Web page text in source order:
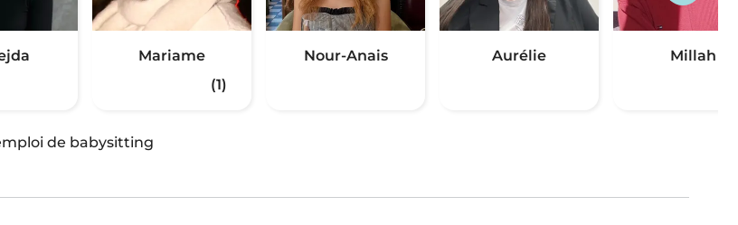
Mariame
(1)
Nour-Anais Aurélie Millah
de babysitting